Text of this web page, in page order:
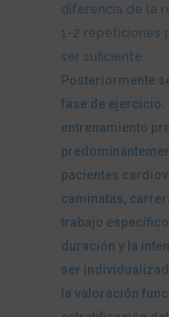
diferencia de la
1-2 repeticiones
ser suficiente.
Posteriormente
fase de ejercicio.
entrenamiento
pacientes
caminatas,
trabajo
duración y la
ser
la valoración